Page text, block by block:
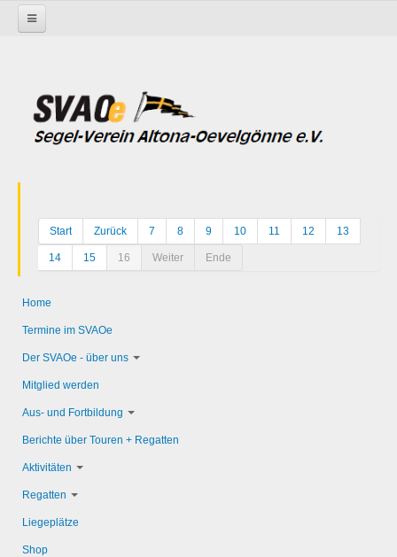
Start Zurück 7 8 9 10 11 12 13
14 15 16 Weiter Ende
Home
Termine im SVAOe
Der SVAOe - über uns
Mitglied werden
Aus- und Fortbildung
Berichte über Touren + Regatten
Aktivitäten
Regatten
Liegeplätze
Shop